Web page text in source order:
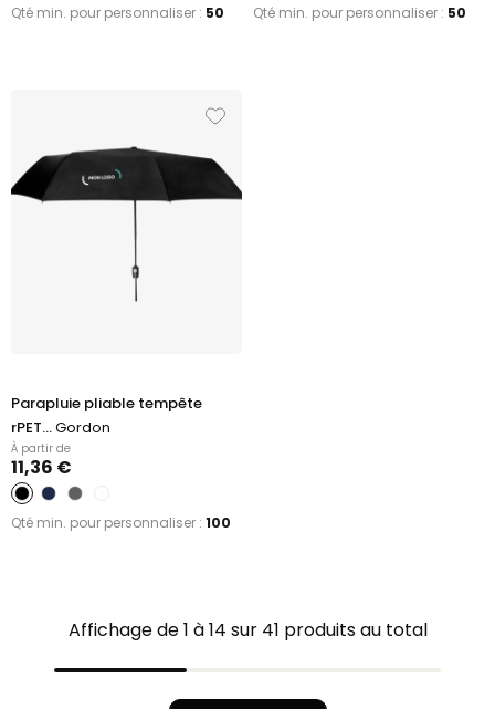
Qté min. pour personnaliser : 50 Qté min. pour personnaliser : 50
Parapluie pliable tempête
rPET...Gordon
À partir de
11,36 €
Qté min. pour personnaliser : 100
Affichage de 1 à 14 sur 41 produits au total